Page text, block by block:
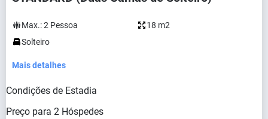
Max.:2 Pessoa
18 m2
Solteiro
Mais detalhes
Condições de Estadia
Preço para 2 Hóspedes